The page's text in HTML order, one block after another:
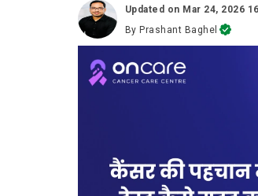
Updated on Mar 24, 2026
By Prashant Baghel